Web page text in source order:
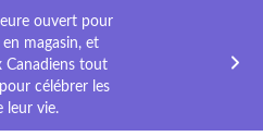
ouvert pour
magasin, et
Canadiens tout
célébrer les
leur vie.